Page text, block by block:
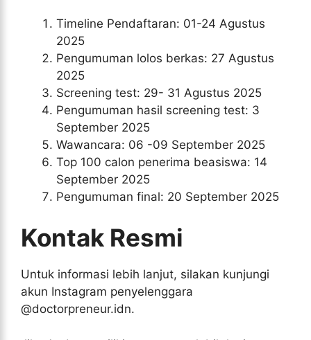
Timeline Pendaftaran: 01-24 Agustus
2025
Pengumuman lolos berkas: 27 Agustus
2025
Screening test: 29- 31 Agustus 2025
Pengumuman hasil screening test: 3
September 2025
Wawancara: 06 -09 September 2025
Top 100 calon penerima beasiswa: 14
September 2025
Pengumuman final: 20 September 2025
Kontak Resmi
Untuk informasi lebih lanjut, silakan kunjungi
akun Instagram penyelenggara
@doctorpreneur.idn.